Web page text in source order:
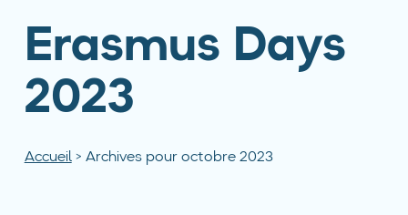
Erasmus Days
2023
Accueil> Archives pour octobre 2023